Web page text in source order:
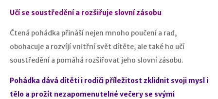
Učí se soustředění a rozšiřuje slovní zásobu
Čtená pohádka přináší nejen mnoho poučení a rad,
obohacuje a rozvíjí vnitřní svět dítěte, ale také ho učí
soustředění a pomáhá rozšiřovat jeho slovní zásobu.
Pohádka dává dítěti i rodiči příležitost zklidnit svoji mysl i
tělo a prožít nezapomenutelné večery se svými